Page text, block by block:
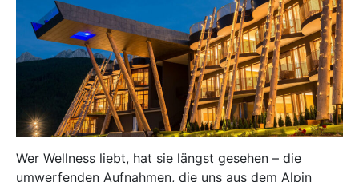
Wer Wellness liebt, hat sie längst gesehen – die
umwerfenden Aufnahmen, die uns aus dem Alpin